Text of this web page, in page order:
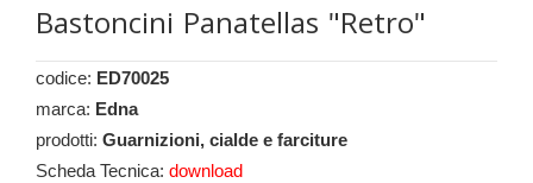
Bastoncini Panatellas "Retro"
codice: ED70025
marca: Edna
prodotti: Guarnizioni, cialde e farciture
Scheda Tecnica: download